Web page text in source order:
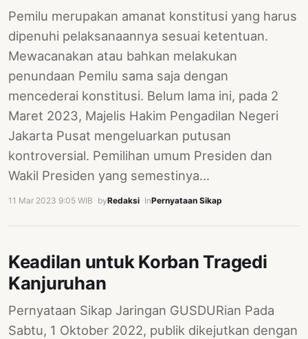
Pemilu merupakan amanat konstitusi yang harus
dipenuhi pelaksanaannya sesuai ketentuan.
Mewacanakan atau bahkan melakukan
penundaan Pemilu sama saja dengan
mencederai konstitusi. Belum lama ini, pada 2
Maret 2023, Majelis Hakim Pengadilan Negeri
Jakarta Pusat mengeluarkan putusan
kontroversial. Pemilihan umum Presiden dan
Wakil Presiden yang semestinya…
11 Mar 2023 9:05 WIB byRedaksi InPernyataan Sikap
Keadilan untuk Korban Tragedi
Kanjuruhan
Pernyataan Sikap Jaringan GUSDURian Pada
Sabtu, 1 Oktober 2022, publik dikejutkan dengan